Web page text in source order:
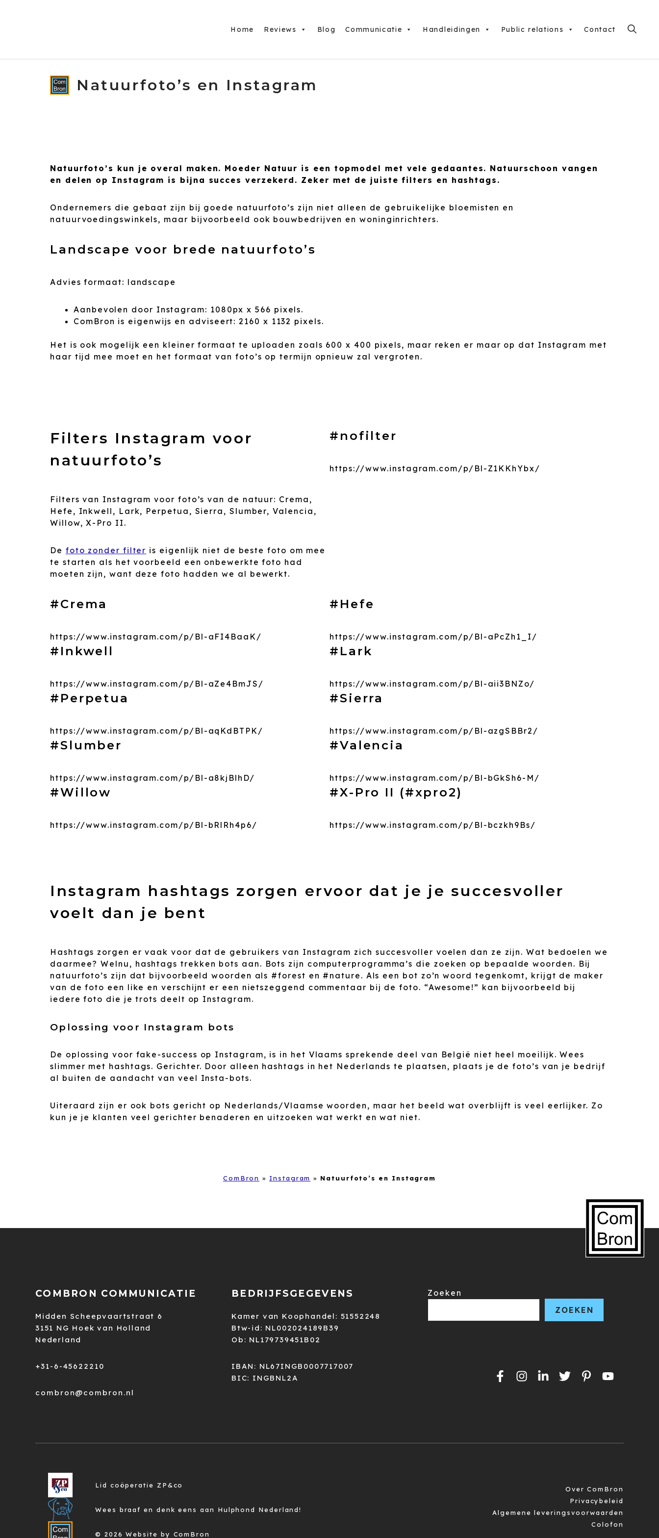
Home Blog Communicatie Handleidingen Public relations
Reviews Contact
Natuurfoto’s en Instagram
Natuurfoto’s kun je overal maken. Moeder Natuur is een topmodel met vele gedaantes. Natuurschoon vangen
en delen op Instagram is bijna succes verzekerd. Zeker met de juiste filters en hashtags.
Ondernemers die gebaat zijn bij goede natuurfoto’s zijn niet alleen de gebruikelijke bloemisten en
natuurvoedingswinkels, maar bijvoorbeeld ook bouwbedrijven en woninginrichters.
Landscape voor brede natuurfoto’s
Advies formaat: landscape
Aanbevolen door Instagram: 1080px x 566 pixels.
ComBron is eigenwijs en adviseert: 2160 x 1132 pixels.
Het is ook mogelijk een kleiner formaat te uploaden zoals 600 x 400 pixels, maar reken er maar op dat Instagram met
haar tijd mee moet en het formaat van foto’s op termijn opnieuw zal vergroten.
Filters Instagram voor
natuurfoto’s
Filters van Instagram voor foto’s van de natuur: Crema,
Hefe, Inkwell, Lark, Perpetua, Sierra, Slumber, Valencia,
Willow, X-Pro II.
De foto zonder filter is eigenlijk niet de beste foto om mee
te starten als het voorbeeld een onbewerkte foto had
moeten zijn, want deze foto hadden we al bewerkt.
#nofilter
https://www.instagram.com/p/Bl-Z1KKhYbx/
#Crema
https://www.instagram.com/p/Bl-aFI4BaaK/
#Hefe
https://www.instagram.com/p/Bl-aPcZh1_I/
#Inkwell
https://www.instagram.com/p/Bl-aZe4BmJS/
#Lark
https://www.instagram.com/p/Bl-aii3BNZo/
#Perpetua
https://www.instagram.com/p/Bl-aqKdBTPK/
#Sierra
https://www.instagram.com/p/Bl-azgSBBr2/
#Slumber
https://www.instagram.com/p/Bl-a8kjBlhD/
#Valencia
https://www.instagram.com/p/Bl-bGkSh6-M/
#Willow
https://www.instagram.com/p/Bl-bRlRh4p6/
#X-Pro II (#xpro2)
https://www.instagram.com/p/Bl-bczkh9Bs/
Instagram hashtags zorgen ervoor dat je je succesvoller
voelt dan je bent
Hashtags zorgen er vaak voor dat de gebruikers van Instagram zich succesvoller voelen dan ze zijn. Wat bedoelen we
daarmee? Welnu, hashtags trekken bots aan. Bots zijn computerprogramma’s die zoeken op bepaalde woorden. Bij
natuurfoto’s zijn dat bijvoorbeeld woorden als #forest en #nature. Als een bot zo’n woord tegenkomt, krijgt de maker
van de foto een like en verschijnt er een nietszeggend commentaar bij de foto. “Awesome!” kan bijvoorbeeld bij
iedere foto die je trots deelt op Instagram.
Oplossing voor Instagram bots
De oplossing voor fake-success op Instagram, is in het Vlaams sprekende deel van België niet heel moeilijk. Wees
slimmer met hashtags. Gerichter. Door alleen hashtags in het Nederlands te plaatsen, plaats je de foto’s van je bedrijf
al buiten de aandacht van veel Insta-bots.
Uiteraard zijn er ook bots gericht op Nederlands/Vlaamse woorden, maar het beeld wat overblijft is veel eerlijker. Zo
kun je je klanten veel gerichter benaderen en uitzoeken wat werkt en wat niet.
ComBron » Instagram » Natuurfoto’s en Instagram
COMBRON COMMUNICATIE
Midden Scheepvaartstraat 6
3151 NG Hoek van Holland
Nederland
+31-6-45622210
combron@combron.nl
BEDRIJFSGEGEVENS
Kamer van Koophandel: 51552248
Btw-id: NL002024189B39
Ob: NL179739451B02
IBAN: NL67INGB0007717007
BIC: INGBNL2A
Zoeken
ZOEKEN
Lid coöperatie ZP&co
Wees braaf en denk eens aan Hulphond Nederland!
© 2026 Website by ComBron
Over ComBron
Privacybeleid
Algemene leveringsvoorwaarden
Colofon